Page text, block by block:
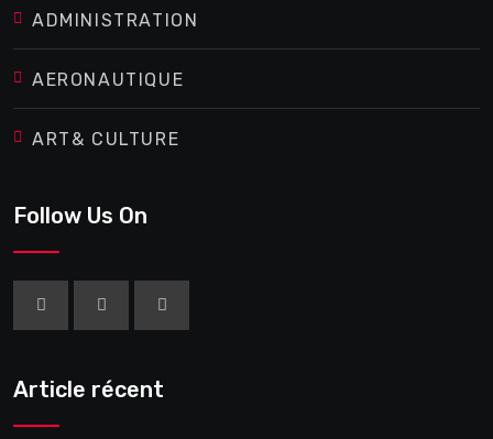
ADMINISTRATION
AERONAUTIQUE
ART& CULTURE
Follow Us On
Article récent